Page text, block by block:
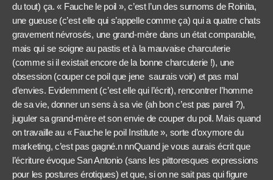
du tout) ça. « Fauche le poil », c’est l’un des surnoms de Roinita,
une gueuse (c’est elle qui s’appelle comme ça) qui a quatre chats
gravement névrosés, une grand-mère dans un état comparable,
mais qui se soigne au pastis et à la mauvaise charcuterie
(comme si il existait encore de la bonne charcuterie !), une
obsession (couper ce poil que jene saurais voir) et pas mal
d’envies. Evidemment (c’est elle qui l’écrit), rencontrer l’homme
de sa vie, donner un sens à sa vie (ah bon c’est pas pareil ?),
juguler sa grand-mère et son envie de couper du poil. Mais quand
on travaille au « Fauche le poil Institute », sorte d’oxymore du
marketing, c’est pas gagné.n nnQuand je vous aurais écrit que
l’écriture évoque San Antonio (sans les pittoresques expressions
pour les postures érotiques) et que, si on ne sait pas qui figure